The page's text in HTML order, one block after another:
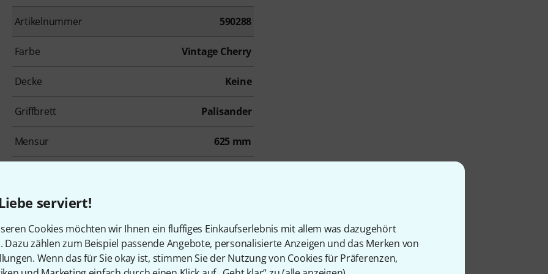
serviert!
Cookies möchten wir Ihnen ein fluffiges Einkaufserlebnis mit allem was dazugehört
Dazu zählen zum Beispiel passende Angebote, personalisierte Anzeigen und das Merken von
Wenn das für Sie okay ist, stimmen Sie der Nutzung von Cookies für Präferenzen,
Artikelnummer 590288
Farbe Vintage Cherry
Decke Keine
Griffbrett Palisander
Mensur 625 mm
Inkl. Gigbag
& passende Artikel